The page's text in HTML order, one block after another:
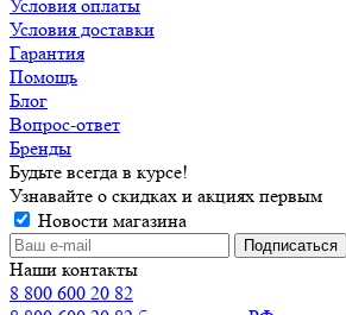
Условия оплаты
Условия доставки
Гарантия
Помощь
Блог
Вопрос-ответ
Бренды
Будьте всегда в курсе!
Узнавайте о скидках и акциях первым
Новости магазина
Наши контакты
8 800 600 20 82